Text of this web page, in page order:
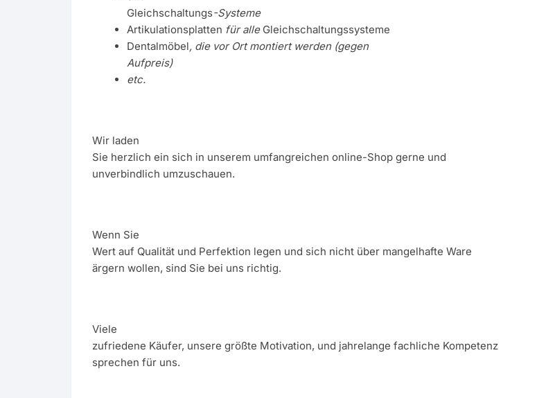
Gleichschaltungs-Systeme
Artikulationsplatten für alle Gleichschaltungssysteme
Dentalmöbel, die vor Ort montiert werden (gegen
Aufpreis)
etc.
Wir laden
Sie herzlich ein sich in unserem umfangreichen online-Shop gerne und
unverbindlich umzuschauen.
Wenn Sie
Wert auf Qualität und Perfektion legen und sich nicht über mangelhafte Ware
ärgern wollen, sind Sie bei uns richtig.
Viele
zufriedene Käufer, unsere größte Motivation, und jahrelange fachliche Kompetenz
sprechen für uns.